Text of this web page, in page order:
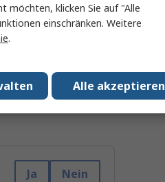
das Feld
an die
gesendet.
Ja Nein
möchten, klicken Sie auf "Alle
einschränken. Weitere
.
Alle akzeptieren